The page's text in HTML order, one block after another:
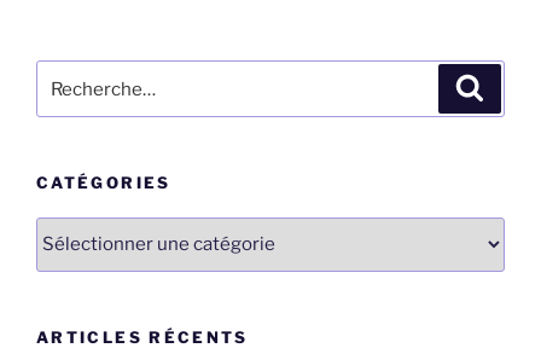
pour
CATÉGORIES
ARTICLES RÉCENTS